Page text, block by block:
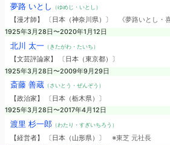
夢路 いとし （ゆめじ・いとし）
【漫才師】 〔日本（神奈川県）〕
《夢路いとし・
1925年3月28日〜2020年1月12日
北川 太一（きたがわ・たいち）
【文芸評論家】 〔日本（東京都）〕
1925年3月28日〜2009年9月29日
斎藤 善蔵（さいとう・ぜんぞう）
【政治家】 〔日本（栃木県）〕
1925年3月28日〜2017年4月12日
渡里 杉一郎（わたり・すぎいちろう）
【経営者】 〔日本（山形県）〕 ※東芝 元社長